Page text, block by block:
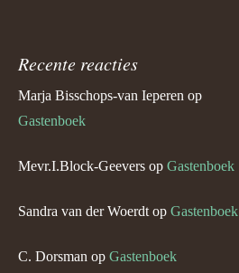
Recente reacties
Marja Bisschops-van Ieperen op
Gastenboek
Mevr.I.Block-Geevers op Gastenboek
Sandra van der Woerdt op Gastenboek
C. Dorsman op Gastenboek